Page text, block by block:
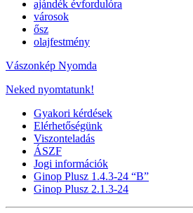
ajándék évfordulóra
városok
ősz
olajfestmény
Vászonkép Nyomda
Neked nyomtatunk!
Gyakori kérdések
Elérhetőségünk
Viszonteladás
ÁSZF
Jogi információk
Ginop Plusz 1.4.3-24 “B”
Ginop Plusz 2.1.3-24